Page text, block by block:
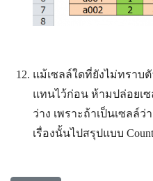
แม้เซลล์ใดที่ยังไม่ทราบ
แทนไว้ก่อน ห้ามปล่อยเซ
ว่าง เพราะถ้าเป็นเซลล์ว่
เรื่องนั้นไปสรุปแบบ